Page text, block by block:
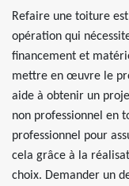
Refaire une toiture
opération qui
financement et
mettre en œuvre le
aide à obtenir un
non professionnel en
professionnel pour
cela grâce à la
choix. Demander un